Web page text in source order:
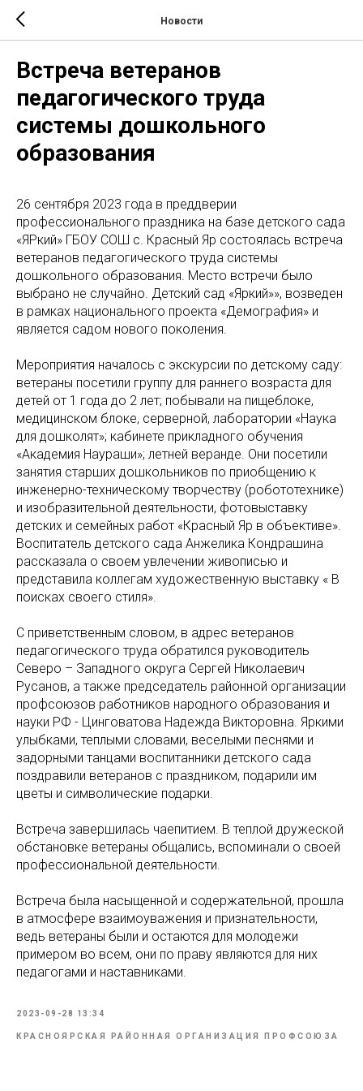
Новости
Встреча ветеранов
педагогического труда
системы дошкольного
образования
26 сентября 2023 года в преддверии
профессионального праздника на базе детского сада
«ЯРкий» ГБОУ СОШ с. Красный Яр состоялась встреча
ветеранов педагогического труда системы
дошкольного образования. Место встречи было
выбрано не случайно. Детский сад «Яркий»», возведен
в рамках национального проекта «Демография» и
является садом нового поколения.
Мероприятия началось с экскурсии по детскому саду:
ветераны посетили группу для раннего возраста для
детей от 1 года до 2 лет; побывали на пищеблоке,
медицинском блоке, серверной, лаборатории «Наука
для дошколят»; кабинете прикладного обучения
«Академия Наураши»; летней веранде. Они посетили
занятия старших дошкольников по приобщению к
инженерно-техническому творчеству (робототехнике)
и изобразительной деятельности, фотовыставку
детских и семейных работ «Красный Яр в объективе».
Воспитатель детского сада Анжелика Кондрашина
рассказала о своем увлечении живописью и
представила коллегам художественную выставку « В
поисках своего стиля».
С приветственным словом, в адрес ветеранов
педагогического труда обратился руководитель
Северо – Западного округа Сергей Николаевич
Русанов, а также председатель районной организации
профсоюзов работников народного образования и
науки РФ - Цинговатова Надежда Викторовна. Яркими
улыбками, теплыми словами, веселыми песнями и
задорными танцами воспитанники детского сада
поздравили ветеранов с праздником, подарили им
цветы и символические подарки.
Встреча завершилась чаепитием. В теплой дружеской
обстановке ветераны общались, вспоминали о своей
профессиональной деятельности.
Встреча была насыщенной и содержательной, прошла
в атмосфере взаимоуважения и признательности,
ведь ветераны были и остаются для молодежи
примером во всем, они по праву являются для них
педагогами и наставниками.
2023-09-28 13:34
КРАСНОЯРСКАЯ РАЙОННАЯ ОРГАНИЗАЦИЯ ПРОФСОЮЗА